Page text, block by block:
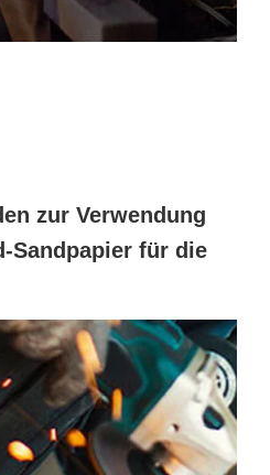
zur Verwendung
Sandpapier für die